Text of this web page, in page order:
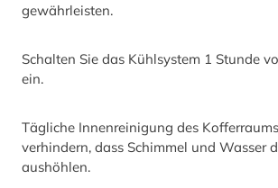
gewährleisten.
Schalten Sie das Kühlsystem 1 Stunde
ein.
Tägliche Innenreinigung des
verhindern, dass Schimmel und Wasser
aushöhlen.